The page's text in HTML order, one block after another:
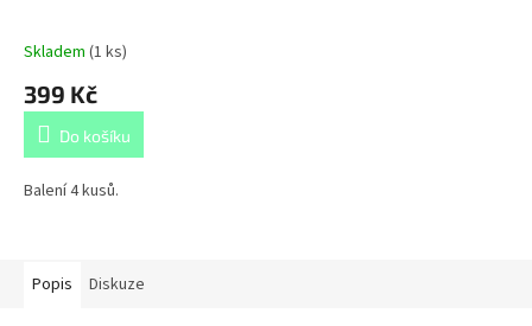
Skladem (1 ks)
399 Kč
Do košíku
Balení 4 kusů.
Popis Diskuze